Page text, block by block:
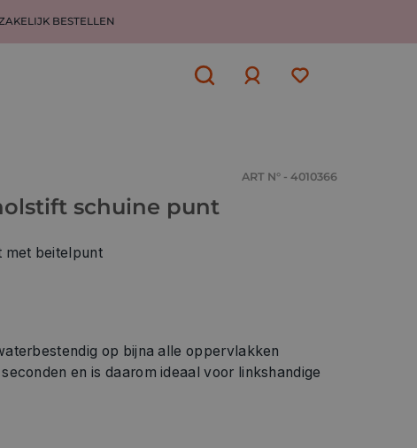
BESTELLEN
ART N° - 4010366
schuine punt
met beitelpunt
op bijna alle oppervlakken
en is daarom ideaal voor linkshandige
geurloos